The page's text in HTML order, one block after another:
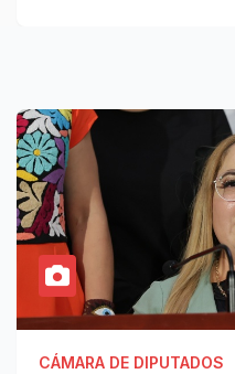
CÁMARA DE DIPUTADOS